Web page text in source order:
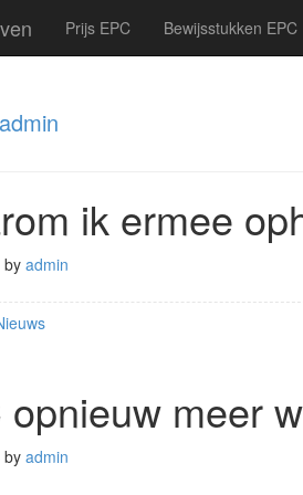
Prijs EPC Bewijsstukken EPC
admin
ik ermee
by admin
opnieuw meer
by admin